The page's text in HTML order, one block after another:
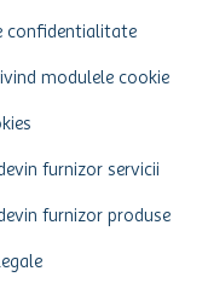
confidentialitate
modulele cookie
furnizor servicii
furnizor produse